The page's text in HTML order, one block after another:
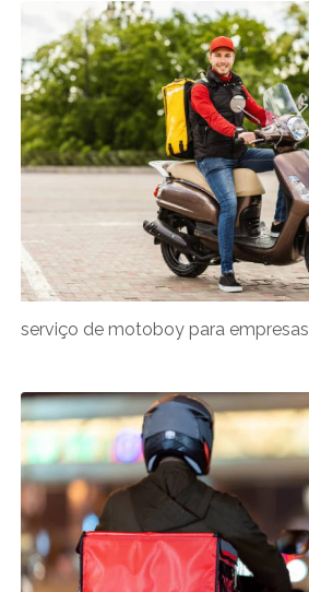
serviço de motoboy para empresas